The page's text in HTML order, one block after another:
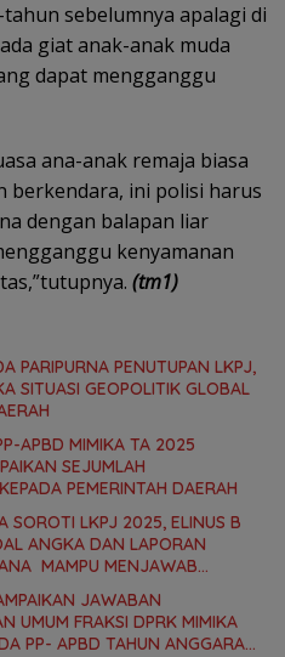
sebelumnya apalagi di
giat anak-anak muda
dapat mengganggu
ana-anak remaja biasa
berkendara, ini polisi harus
dengan balapan liar
kenyamanan
(tm1)
PARIPURNA PENUTUPAN LKPJ,
SITUASI GEOPOLITIK GLOBAL
APBD MIMIKA TA 2025
SEJUMLAH
PEMERINTAH DAERAH
SOROTI LKPJ 2025, ELINUS B
ANGKA DAN LAPORAN
MAMPU MENJAWAB
JAWABAN
UMUM FRAKSI DPRK MIMIKA
PP- APBD TAHUN ANGGARAN